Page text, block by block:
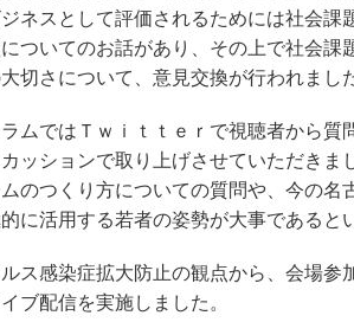
ネスとして評価されるためには社会
ついてのお話があり、その上で社会
切さについて、意見交換が行われまし
ムではＴｗｉｔｔｅｒで視聴者から
ッションで取り上げさせていただき
のつくり方についての質問や、今の名
に活用する若者の姿勢が大事である
ス感染症拡大防止の観点から、会場
ブ配信を実施しました。